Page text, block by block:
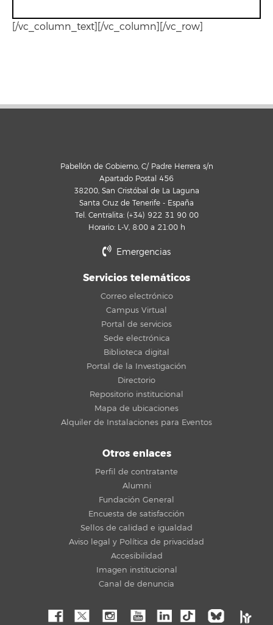
[/vc_column_text][/vc_column][/vc_row]
Pabellón de Gobierno, C/ Padre Herrera s/n
Apartado Postal 456
38200, San Cristóbal de La Laguna
Santa Cruz de Tenerife - España
Tel. Centralita: (+34) 922 31 90 00
Horario: L-V, 8:00 a 21:00 h
Emergencias
Servicios telemáticos
Correo electrónico
Campus Virtual
Portal de servicios
Sede electrónica
Biblioteca digital
Portal de la Investigación
Directorio
Repositorio institucional
Mapa de ubicaciones
Alquiler de Instalaciones para Eventos
Otros enlaces
Perfil de contratante
Alumni
Fundación General
Encuesta de satisfacción
Sellos de calidad e igualdad
Aviso legal y Política de privacidad
Accesibilidad
Imagen institucional
Canal de denuncia